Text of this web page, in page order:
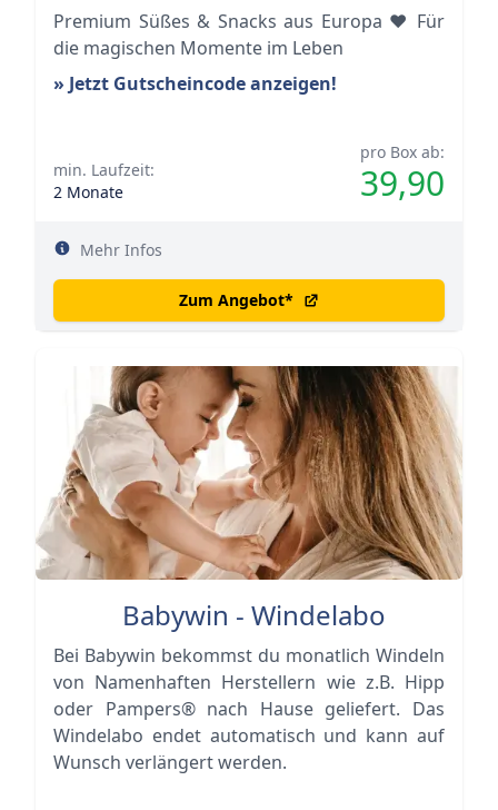
Premium Süßes & Snacks aus Europa ❤️ Für
die magischen Momente im Leben
» Jetzt Gutscheincode anzeigen!
pro Box ab:
39,90
min. Laufzeit:
2 Monate
Mehr Infos
Zum Angebot*
Babywin - Windelabo
Bei Babywin bekommst du monatlich Windeln
von Namenhaften Herstellern wie z.B. Hipp
oder Pampers® nach Hause geliefert. Das
Windelabo endet automatisch und kann auf
Wunsch verlängert werden.